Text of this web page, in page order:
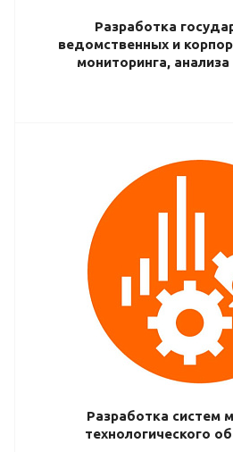
Разработка
ведомственных и
мониторинга, анализа
Разработка систем
технологического